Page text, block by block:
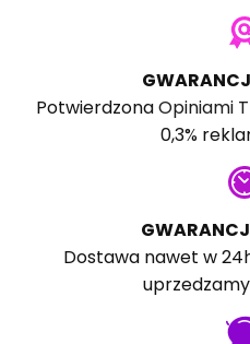
PotwierdzonaOpiniami
0,3%
Dostawa nawet w